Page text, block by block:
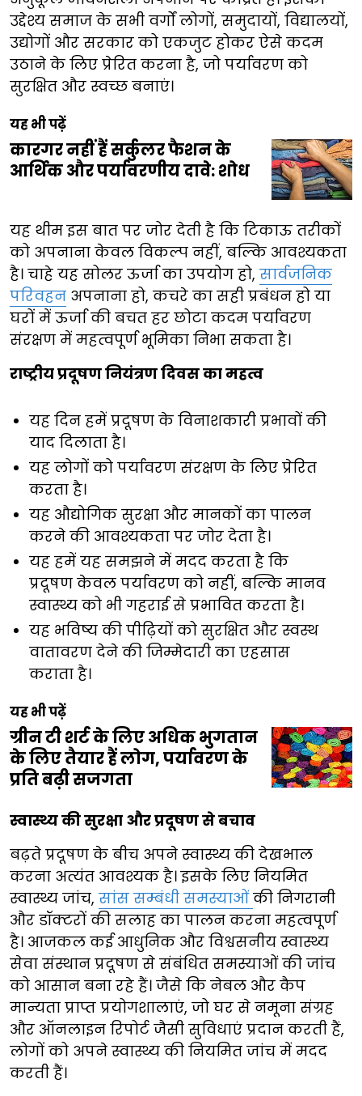
उद्देश्य समाज के सभी वर्गों लोगों, समुदायों, विद्यालयों,
उद्योगों और सरकार को एकजुट होकर ऐसे कदम
उठाने के लिए प्रेरित करना है, जो पर्यावरण को
सुरक्षित और स्वच्छ बनाएं।
यह भी पढ़ें
कारगर नहीं हैं सर्कुलर फैशन के
आर्थिक और पर्यावरणीय दावे: शोध
यह थीम इस बात पर जोर देती है कि टिकाऊ तरीकों
को अपनाना केवल विकल्प नहीं, बल्कि आवश्यकता
है। चाहे यह सोलर ऊर्जा का उपयोग हो, सार्वजनिक
परिवहन अपनाना हो, कचरे का सही प्रबंधन हो या
घरों में ऊर्जा की बचत हर छोटा कदम पर्यावरण
संरक्षण में महत्वपूर्ण भूमिका निभा सकता है।
राष्ट्रीय प्रदूषण नियंत्रण दिवस का महत्व
यह दिन हमें प्रदूषण के विनाशकारी प्रभावों की
याद दिलाता है।
यह लोगों को पर्यावरण संरक्षण के लिए प्रेरित
करता है।
यह औद्योगिक सुरक्षा और मानकों का पालन
करने की आवश्यकता पर जोर देता है।
यह हमें यह समझने में मदद करता है कि
प्रदूषण केवल पर्यावरण को नहीं, बल्कि मानव
स्वास्थ्य को भी गहराई से प्रभावित करता है।
यह भविष्य की पीढ़ियों को सुरक्षित और स्वस्थ
वातावरण देने की जिम्मेदारी का एहसास
कराता है।
यह भी पढ़ें
ग्रीन टी शर्ट के लिए अधिक भुगतान
के लिए तैयार हैं लोग, पर्यावरण के
प्रति बढ़ी सजगता
स्वास्थ्य की सुरक्षा और प्रदूषण से बचाव
बढ़ते प्रदूषण के बीच अपने स्वास्थ्य की देखभाल
करना अत्यंत आवश्यक है। इसके लिए नियमित
स्वास्थ्य जांच, सांस सम्बंधी समस्याओंकी निगरानी
और डॉक्टरों की सलाह का पालन करना महत्वपूर्ण
है। आजकल कई आधुनिक और विश्वसनीय स्वास्थ्य
सेवा संस्थान प्रदूषण से संबंधित समस्याओं की जांच
को आसान बना रहे हैं। जैसे कि नेबल और कैप
मान्यता प्राप्त प्रयोगशालाएं, जो घर से नमूना संग्रह
और ऑनलाइन रिपोर्ट जैसी सुविधाएं प्रदान करती हैं,
लोगों को अपने स्वास्थ्य की नियमित जांच में मदद
करती हैं।